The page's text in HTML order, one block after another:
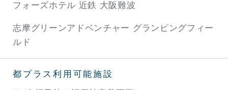
フォーズホテル 近鉄 大阪難波
志摩グリーンアドベンチャー グランピングフィー
ルド
都プラス利用可能施設